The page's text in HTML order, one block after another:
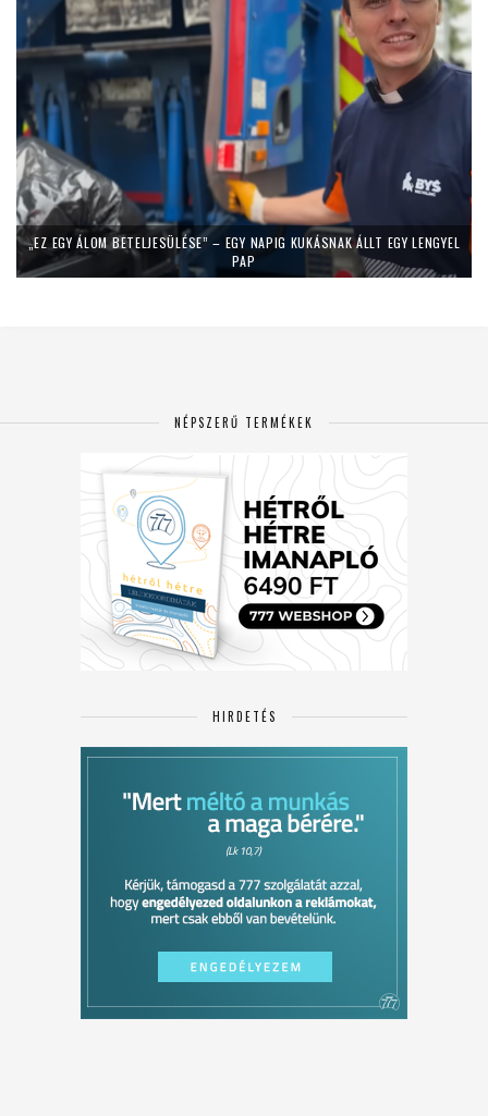
„EZ EGY ÁLOM BETELJESÜLÉSE” – EGY NAPIG KUKÁSNAK ÁLLT EGY LENGYEL
PAP
NÉPSZERŰ TERMÉKEK
HIRDETÉS